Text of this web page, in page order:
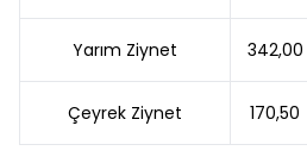
Yarım Ziynet 342,00
Çeyrek Ziynet 170,50